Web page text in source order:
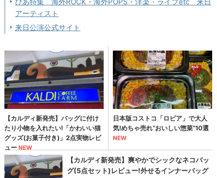
アーティスト
来日公演公式サイト